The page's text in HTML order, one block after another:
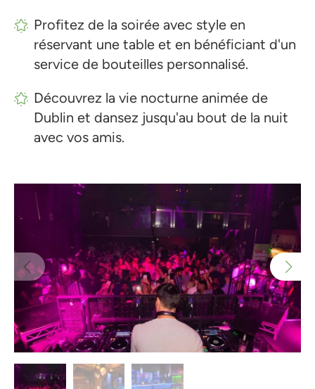
Profitez de la soirée avec style en
réservant une table et en bénéficiant d'un
service de bouteilles personnalisé.
Découvrez la vie nocturne animée de
Dublin et dansez jusqu'au bout de la nuit
avec vos amis.